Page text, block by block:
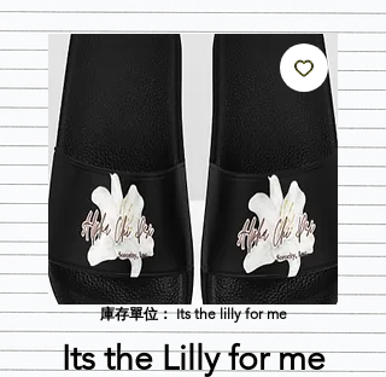
庫存單位： Its the lilly for me
Its the Lilly for me